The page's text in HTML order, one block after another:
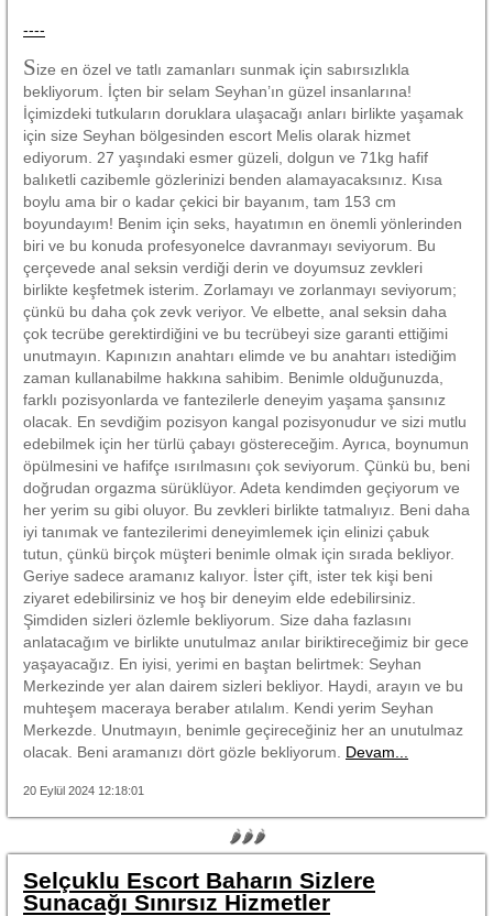
----
Size en özel ve tatlı zamanları sunmak için sabırsızlıkla
bekliyorum. İçten bir selam Seyhan’ın güzel insanlarına!
İçimizdeki tutkuların doruklara ulaşacağı anları birlikte yaşamak
için size Seyhan bölgesinden escort Melis olarak hizmet
ediyorum. 27 yaşındaki esmer güzeli, dolgun ve 71kg hafif
balıketli cazibemle gözlerinizi benden alamayacaksınız. Kısa
boylu ama bir o kadar çekici bir bayanım, tam 153 cm
boyundayım! Benim için seks, hayatımın en önemli yönlerinden
biri ve bu konuda profesyonelce davranmayı seviyorum. Bu
çerçevede anal seksin verdiği derin ve doyumsuz zevkleri
birlikte keşfetmek isterim. Zorlamayı ve zorlanmayı seviyorum;
çünkü bu daha çok zevk veriyor. Ve elbette, anal seksin daha
çok tecrübe gerektirdiğini ve bu tecrübeyi size garanti ettiğimi
unutmayın. Kapınızın anahtarı elimde ve bu anahtarı istediğim
zaman kullanabilme hakkına sahibim. Benimle olduğunuzda,
farklı pozisyonlarda ve fantezilerle deneyim yaşama şansınız
olacak. En sevdiğim pozisyon kangal pozisyonudur ve sizi mutlu
edebilmek için her türlü çabayı göstereceğim. Ayrıca, boynumun
öpülmesini ve hafifçe ısırılmasını çok seviyorum. Çünkü bu, beni
doğrudan orgazma sürüklüyor. Adeta kendimden geçiyorum ve
her yerim su gibi oluyor. Bu zevkleri birlikte tatmalıyız. Beni daha
iyi tanımak ve fantezilerimi deneyimlemek için elinizi çabuk
tutun, çünkü birçok müşteri benimle olmak için sırada bekliyor.
Geriye sadece aramanız kalıyor. İster çift, ister tek kişi beni
ziyaret edebilirsiniz ve hoş bir deneyim elde edebilirsiniz.
Şimdiden sizleri özlemle bekliyorum. Size daha fazlasını
anlatacağım ve birlikte unutulmaz anılar biriktireceğimiz bir gece
yaşayacağız. En iyisi, yerimi en baştan belirtmek: Seyhan
Merkezinde yer alan dairem sizleri bekliyor. Haydi, arayın ve bu
muhteşem maceraya beraber atılalım. Kendi yerim Seyhan
Merkezde. Unutmayın, benimle geçireceğiniz her an unutulmaz
olacak. Beni aramanızı dört gözle bekliyorum. Devam...
20 Eylül 2024 12:18:01
🌶🌶🌶
Selçuklu Escort Baharın Sizlere
Sunacağı Sınırsız Hizmetler